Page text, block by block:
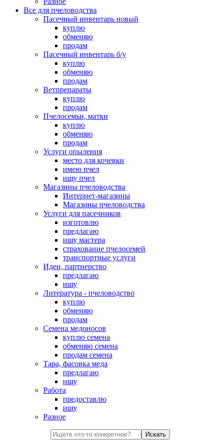
Все для пчеловодства
Пасечный инвентарь новый
куплю
обменяю
продам
Пасечный инвентарь б/у
куплю
обменяю
продам
Ветпрепараты
куплю
продам
Пчелосемьи, матки
куплю
обменяю
продам
Услуги опыления
место для кочевки
имею пчел
ищу пчел
Магазины пчеловодства
Интернет-магазины
Магазины пчеловодства
Услуги для пасечников
изготовлю
предлагаю
ищу мастера
страхование пчелосемей
транспортные услуги
Идеи, партнерство
предлагаю
ищу
Литература - пчеловодство
куплю
обменяю
продам
Семена медоносов
куплю семена
обменяю семена
продам семена
Тара, фасовка меда
предлагаю
ищу
Работа
предоставлю
ищу
Разное
Искать